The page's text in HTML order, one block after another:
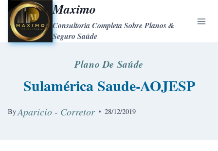
Maximo
Consultoria Completa Sobre Planos &
Seguro Saúde
Plano De Saúde
Sulamérica Saude-AOJESP
ByAparicio - Corretor 28/12/2019